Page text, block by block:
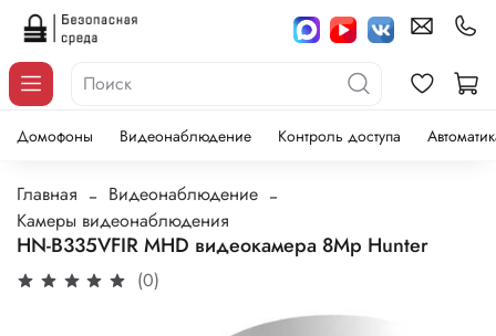
Домофоны Видеонаблюдение Контроль доступа
Главная
Видеонаблюдение
Камеры видеонаблюдения
HN-B335VFIR MHD видеокамера 8Mp Hunter
(0)